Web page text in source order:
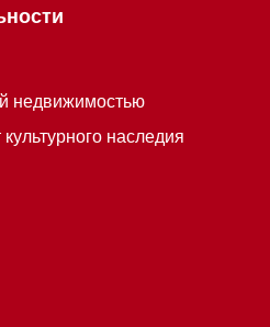
недвижимостью
наследия